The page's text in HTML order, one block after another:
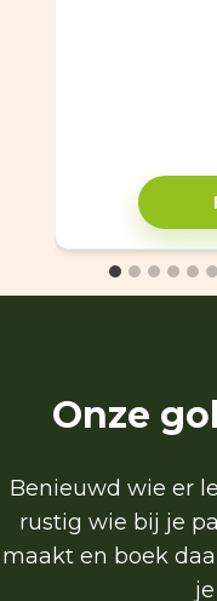
Onze
Benieuwd wie er
rustig wie bij je
maakt en boek